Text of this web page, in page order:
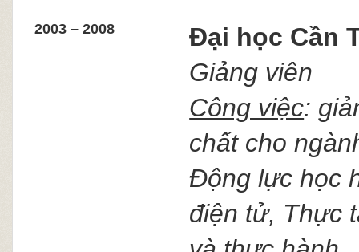
2003 – 2008
Đại học Cần
Giảng viên
Công việc:
chất cho
Động lực học
điện tử, Thực